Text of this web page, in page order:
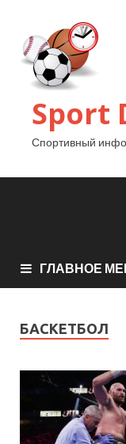
Sport
Спортивный
ГЛАВНОЕ
БАСКЕТБОЛ